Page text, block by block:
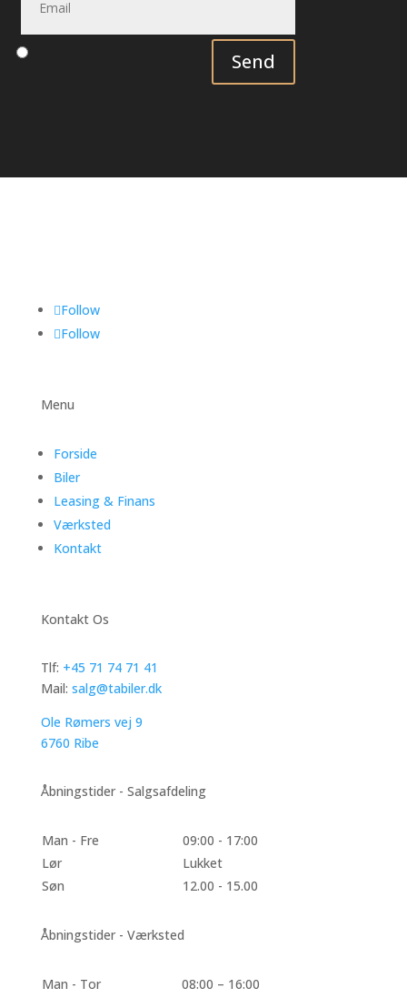
Send
Follow
Follow
Menu
Forside
Biler
Leasing & Finans
Værksted
Kontakt
Kontakt Os
Tlf: +45 71 74 71 41
Mail: salg@tabiler.dk
Ole Rømers vej 9
6760 Ribe
Åbningstider - Salgsafdeling
Man - Fre
09:00 - 17:00
Lør
Lukket
Søn
12.00 - 15.00
Åbningstider - Værksted
Man - Tor
08:00 – 16:00